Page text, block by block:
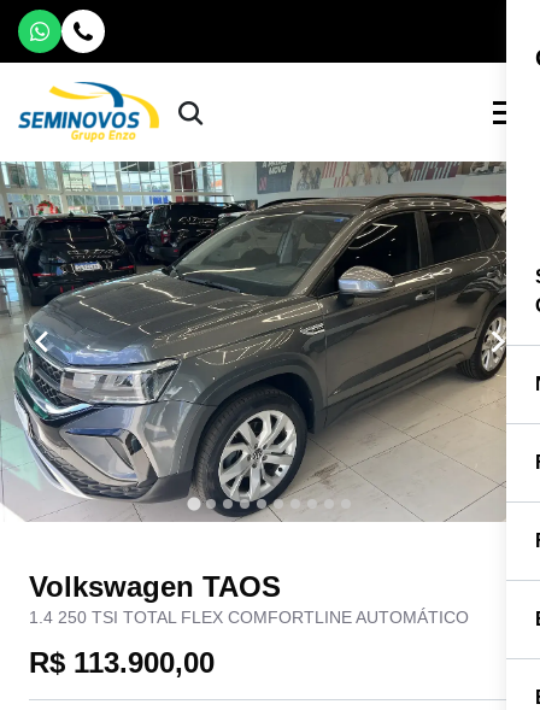
Volkswagen TAOS
1.4 250 TSI TOTAL FLEX COMFORTLINE AUTOMÁTICO
R$ 113.900,00